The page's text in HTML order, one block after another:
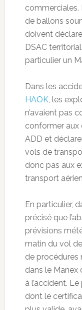
de ballons
doivent
DSAC
particulier un
Dans les
HAOK, les
n’avaient pas
conformer aux
ADD et
vols de
donc pas aux
transport
En particulier,
précisé que
prévisions
matin du vol de
de procédures
dans le Manex
à l’accident.
dont le